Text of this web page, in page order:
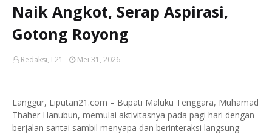
Naik Angkot, Serap Aspirasi,
Gotong Royong
Redaksi, L21 Mei 31, 2026
Langgur, Liputan21.com – Bupati Maluku Tenggara, Muhamad
Thaher Hanubun, memulai aktivitasnya pada pagi hari dengan
berjalan santai sambil menyapa dan berinteraksi langsung